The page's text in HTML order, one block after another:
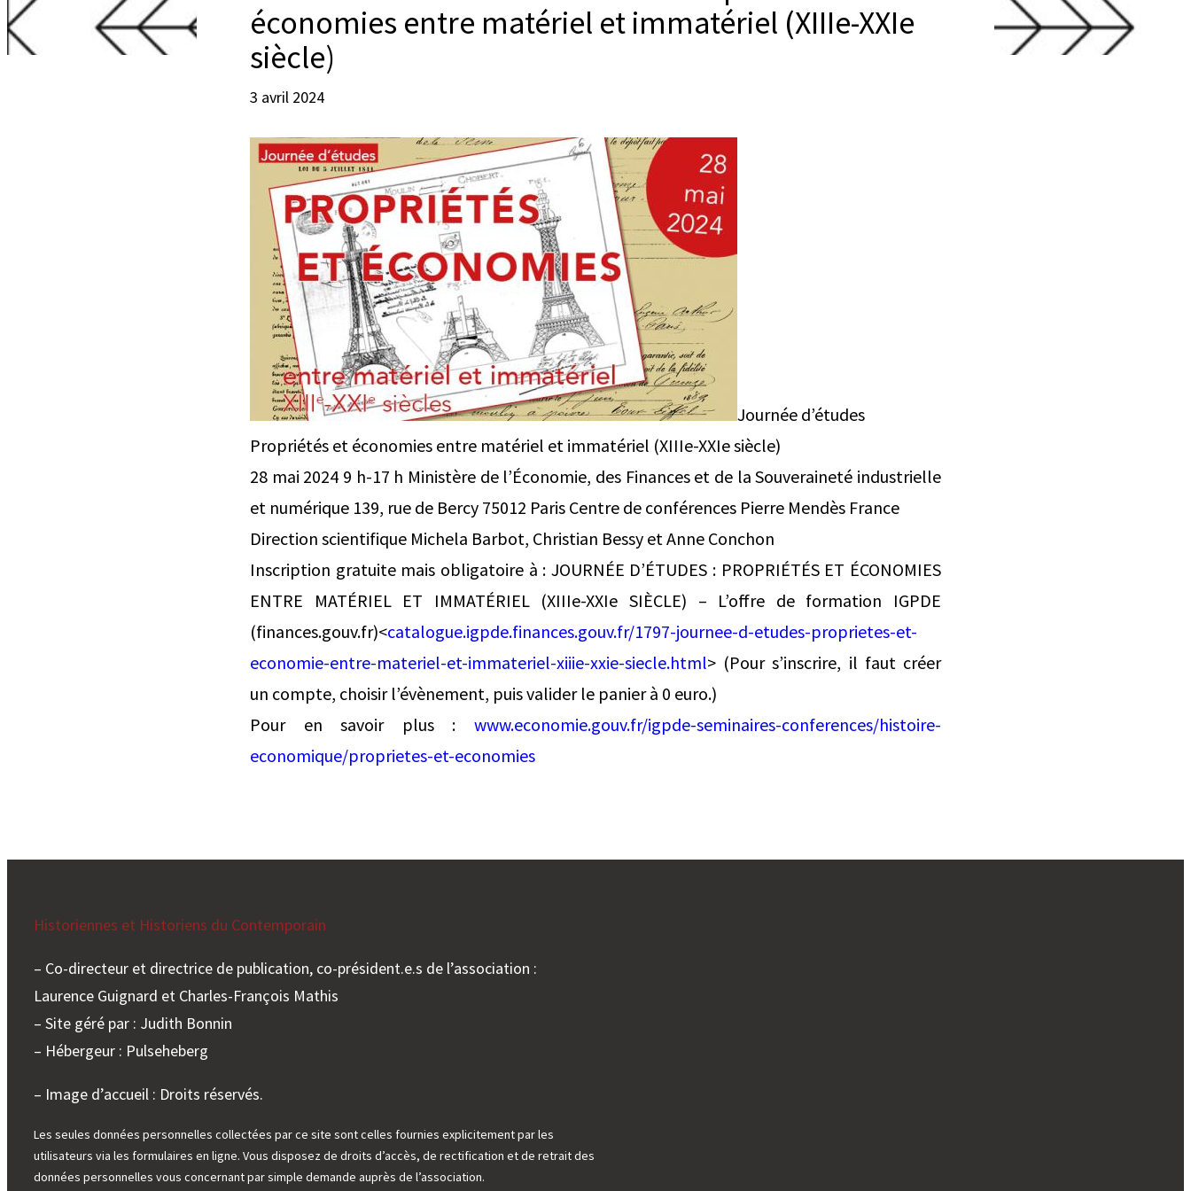
économies entre matériel et immatériel (XIIIe-XXIe
siècle)
3 avril 2024
Journée d’études
Propriétés et économies entre matériel et immatériel (XIIIe-XXIe siècle)
28 mai 2024 9 h-17 h Ministère de l’Économie, des Finances et de la Souveraineté industrielle
et numérique 139, rue de Bercy 75012 Paris Centre de conférences Pierre Mendès France
Direction scientifique Michela Barbot, Christian Bessy et Anne Conchon
Inscription gratuite mais obligatoire à : JOURNÉE D’ÉTUDES : PROPRIÉTÉS ET ÉCONOMIES
ENTRE MATÉRIEL ET IMMATÉRIEL (XIIIe-XXIe SIÈCLE) – L’offre de formation IGPDE
(finances.gouv.fr)<catalogue.igpde.finances.gouv.fr/1797-journee-d-etudes-proprietes-et-
economie-entre-materiel-et-immateriel-xiiie-xxie-siecle.html> (Pour s’inscrire, il faut créer
un compte, choisir l’évènement, puis valider le panier à 0 euro.)
Pour en savoir plus : www.economie.gouv.fr/igpde-seminaires-conferences/histoire-
economique/proprietes-et-economies
Historiennes et Historiens du Contemporain
– Co-directeur et directrice de publication, co-président.e.s de l’association :
Laurence Guignard et Charles-François Mathis
– Site géré par : Judith Bonnin
– Hébergeur : Pulseheberg
– Image d’accueil : Droits réservés.
Les seules données personnelles collectées par ce site sont celles fournies explicitement par les
utilisateurs via les formulaires en ligne. Vous disposez de droits d’accès, de rectification et de retrait des
données personnelles vous concernant par simple demande auprès de l’association.